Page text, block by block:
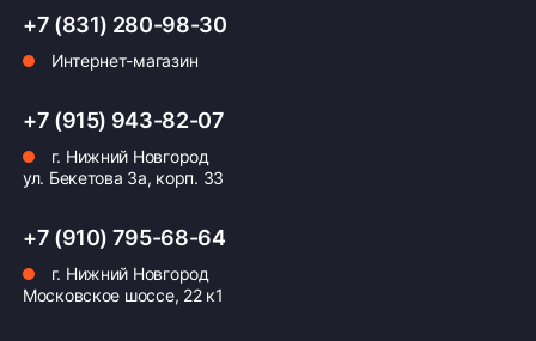
Оплата заказа
Возможна картой, наличными при получении,
формирование счёта для Юр.Лица
+7 (831) 280-98-30
Интернет-магазин
+7 (915) 943-82-07
г. Нижний Новгород
ул. Бекетова 3а, корп. 33
+7 (910) 795-68-64
г. Нижний Новгород
Московское шоссе, 22 к1